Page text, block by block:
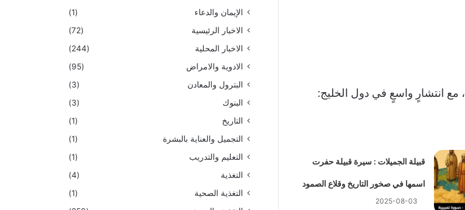
، مع انتشارٍ واسعٍ في دول الخليج:
قبيلة الجميلات : سيرة قبيلة حفرت
اسمها في صخور التاريخ وقلاع الصمود
2025-08-03
الإيمان والدعاء
(1)
الاخبار الرئيسية
(72)
الاخبار المحلية
(244)
الادوية والامراض
(95)
البترول والمعادن
(3)
البنوك
(3)
التاريخ
(1)
التجميل والعناية بالبشرة
(1)
التعليم والتدريب
(1)
التغذية
(4)
التغذية الصحية
(1)